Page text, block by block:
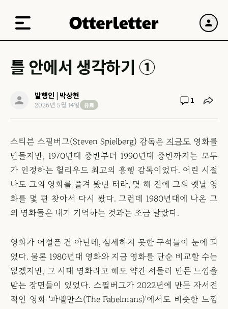
틀 안에서 생각하기 ①
발행인 | 박상현
2026년 5월 14일 유료 1
스티븐 스필버그(Steven Spielberg) 감독은 지금도 영화를
만들지만, 1970년대 중반부터 1990년대 중반까지는 모두
가 인정하는 헐리우드 최고의 흥행 감독이었다. 어린 시절
나도 그의 영화를 즐겨 봤던 터라, 몇 해 전에 그의 옛날 영
화를 몇 편 찾아서 다시 봤다. 그런데 1980년대에 나온 그
의 영화들은 내가 기억하는 것과는 조금 달랐다.
영화가 어설픈 건 아닌데, 섬세하지 못한 구석들이 눈에 띄
었다. 물론 1980년대 영화와 지금 영화를 단순 비교할 수는
없겠지만, 그 시대 영화라고 해도 약간 서둘러 만든 느낌을
받는 장면들이 있었다. 스필버그가 2022년에 만든 자서전
적인 영화 '파벨만스(The Fabelmans)'에서도 비슷한 느낌